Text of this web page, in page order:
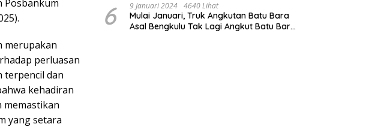
Posbankum
merupakan
perluasan
terpencil dan
kehadiran
memastikan
yang setara
6 9 Januari 2024 4640 Lihat
Mulai Januari, Truk Angkutan Batu Bara
Asal Bengkulu Tak Lagi Angkut Batu Bara